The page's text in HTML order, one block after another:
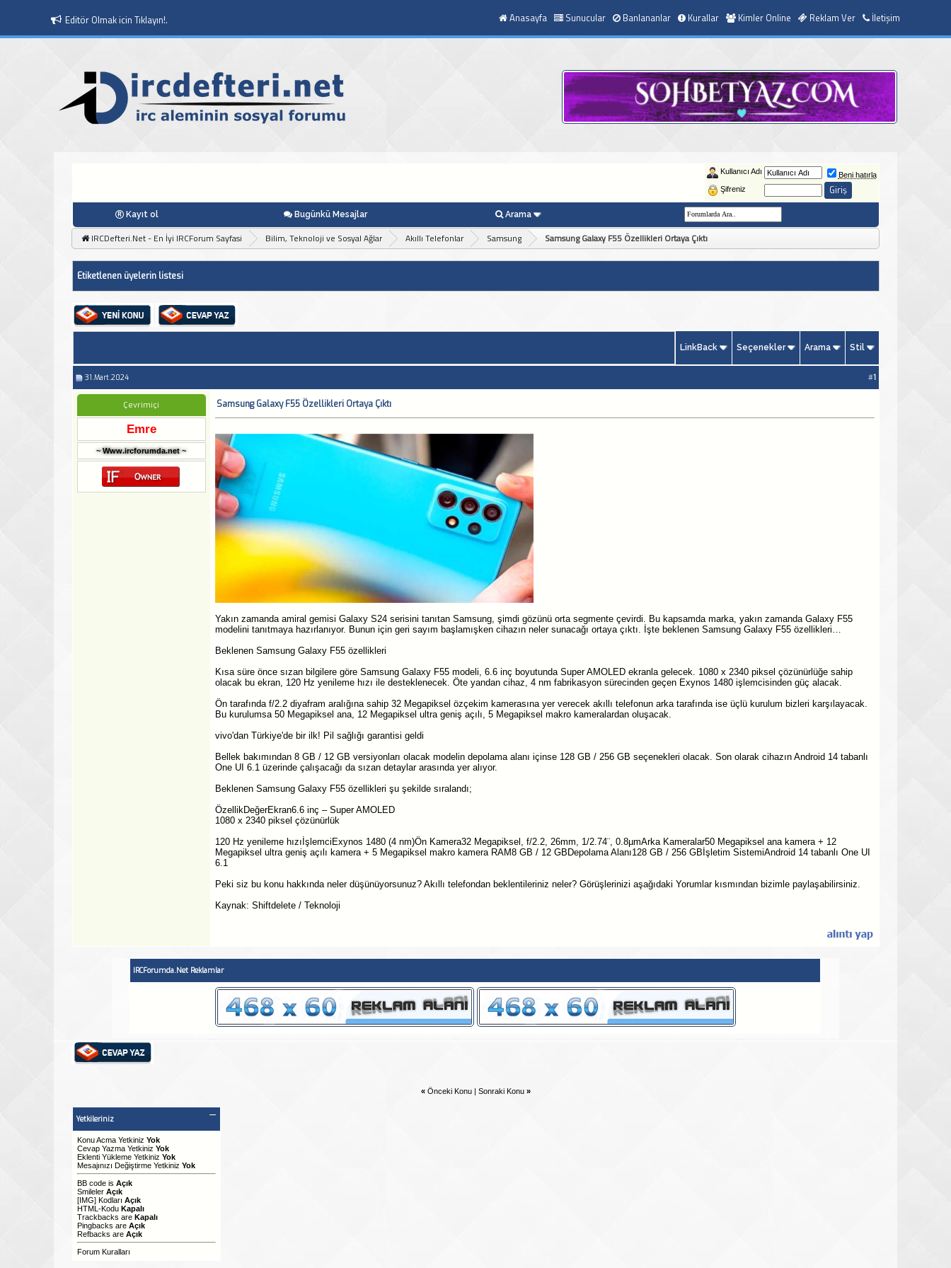
Editör Olmak icin Tıklayın!. Anasayfa Sunucular Banlananlar Kurallar Kimler Online Reklam Ver İletişim
Kullanıcı Adı
Beni hatırla
Şifreniz
Kayıt ol Bugünkü Mesajlar Arama
IRCDefteri.Net - En İyi IRCForum Sayfasi Bilim, Teknoloji ve Sosyal Ağlar Akıllı Telefonlar Samsung Samsung Galaxy F55 Özellikleri Ortaya Çıktı
Etiketlenen üyelerin listesi
LinkBack Seçenekler Arama Stil
31.Mart.2024 #1
Çevrimiçi
Emre
~ Www.ircforumda.net ~
Samsung Galaxy F55 Özellikleri Ortaya Çıktı
Yakın zamanda amiral gemisi Galaxy S24 serisini tanıtan Samsung, şimdi gözünü orta segmente çevirdi. Bu kapsamda marka, yakın zamanda Galaxy F55
modelini tanıtmaya hazırlanıyor. Bunun için geri sayım başlamışken cihazın neler sunacağı ortaya çıktı. İşte beklenen Samsung Galaxy F55 özellikleri…
Beklenen Samsung Galaxy F55 özellikleri
Kısa süre önce sızan bilgilere göre Samsung Galaxy F55 modeli, 6.6 inç boyutunda Super AMOLED ekranla gelecek. 1080 x 2340 piksel çözünürlüğe sahip
olacak bu ekran, 120 Hz yenileme hızı ile desteklenecek. Öte yandan cihaz, 4 nm fabrikasyon sürecinden geçen Exynos 1480 işlemcisinden güç alacak.
Ön tarafında f/2.2 diyafram aralığına sahip 32 Megapiksel özçekim kamerasına yer verecek akıllı telefonun arka tarafında ise üçlü kurulum bizleri karşılayacak.
Bu kurulumsa 50 Megapiksel ana, 12 Megapiksel ultra geniş açılı, 5 Megapiksel makro kameralardan oluşacak.
vivo'dan Türkiye'de bir ilk! Pil sağlığı garantisi geldi
Bellek bakımından 8 GB / 12 GB versiyonları olacak modelin depolama alanı içinse 128 GB / 256 GB seçenekleri olacak. Son olarak cihazın Android 14 tabanlı
One UI 6.1 üzerinde çalışacağı da sızan detaylar arasında yer alıyor.
Beklenen Samsung Galaxy F55 özellikleri şu şekilde sıralandı;
ÖzellikDeğerEkran6.6 inç – Super AMOLED
1080 x 2340 piksel çözünürlük
120 Hz yenileme hızıİşlemciExynos 1480 (4 nm)Ön Kamera32 Megapiksel, f/2.2, 26mm, 1/2.74¨, 0.8µmArka Kameralar50 Megapiksel ana kamera + 12
Megapiksel ultra geniş açılı kamera + 5 Megapiksel makro kamera RAM8 GB / 12 GBDepolama Alanı128 GB / 256 GBİşletim SistemiAndroid 14 tabanlı One UI
6.1
Peki siz bu konu hakkında neler düşünüyorsunuz? Akıllı telefondan beklentileriniz neler? Görüşlerinizi aşağıdaki Yorumlar kısmından bizimle paylaşabilirsiniz.
Kaynak: Shiftdelete / Teknoloji
IRCForumda.Net Reklamlar
« Önceki Konu| Sonraki Konu »
Yetkileriniz
Konu Acma Yetkiniz Yok
Cevap Yazma Yetkiniz Yok
Eklenti Yükleme Yetkiniz Yok
Mesajınızı Değiştirme Yetkiniz Yok
BB codeis Açık
Smileler Açık
[IMG]Kodları Açık
HTML-Kodu Kapalı
Trackbacks are Kapalı
Pingbacks are Açık
Refbacks are Açık
Forum Kuralları